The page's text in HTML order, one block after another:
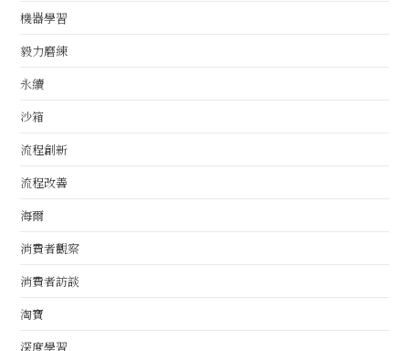
機器學習
毅力磨練
永續
沙箱
流程創新
流程改善
海爾
消費者觀察
消費者訪談
淘寶
深度學習